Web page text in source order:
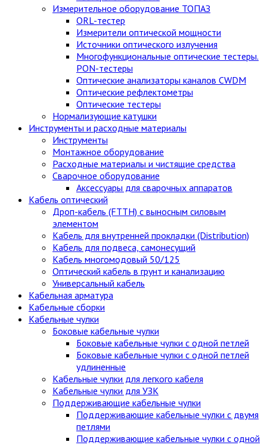
Измерительное оборудование ТОПАЗ
ORL-тестер
Измерители оптической мощности
Источники оптического излучения
Многофункциональные оптические тестеры.
PON-тестеры
Оптические анализаторы каналов CWDM
Оптические рефлектометры
Оптические тестеры
Нормализующие катушки
Инструменты и расходные материалы
Инструменты
Монтажное оборудование
Расходные материалы и чистящие средства
Сварочное оборудование
Аксессуары для сварочных аппаратов
Кабель оптический
Дроп-кабель (FTTH) с выносным силовым
элементом
Кабель для внутренней прокладки (Distribution)
Кабель для подвеса, самонесущий
Кабель многомодовый 50/125
Оптический кабель в грунт и канализацию
Универсальный кабель
Кабельная арматура
Кабельные сборки
Кабельные чулки
Боковые кабельные чулки
Боковые кабельные чулки с одной петлей
Боковые кабельные чулки с одной петлей
удлиненные
Кабельные чулки для легкого кабеля
Кабельные чулки для УЗК
Поддерживающие кабельные чулки
Поддерживающие кабельные чулки с двумя
петлями
Поддерживающие кабельные чулки с одной